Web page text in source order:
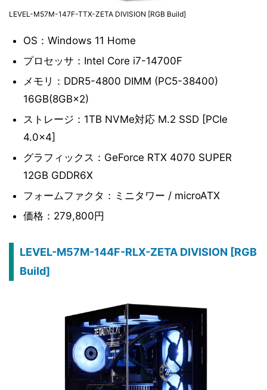
LEVEL-M57M-147F-TTX-ZETA DIVISION [RGB Build]
OS：Windows 11 Home
プロセッサ：Intel Core i7-14700F
メモリ：DDR5-4800 DIMM (PC5-38400)
16GB(8GB×2)
ストレージ：1TB NVMe対応 M.2 SSD [PCIe
4.0×4]
グラフィックス：GeForce RTX 4070 SUPER
12GB GDDR6X
フォームファクタ：ミニタワー / microATX
価格：279,800円
LEVEL-M57M-144F-RLX-ZETA DIVISION [RGB
Build]